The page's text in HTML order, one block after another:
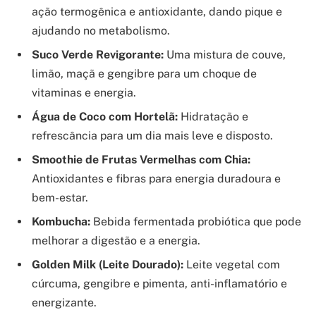
ação termogênica e antioxidante, dando pique e
ajudando no metabolismo.
Suco Verde Revigorante: Uma mistura de couve,
limão, maçã e gengibre para um choque de
vitaminas e energia.
Água de Coco com Hortelã: Hidratação e
refrescância para um dia mais leve e disposto.
Smoothie de Frutas Vermelhas com Chia:
Antioxidantes e fibras para energia duradoura e
bem-estar.
Kombucha: Bebida fermentada probiótica que pode
melhorar a digestão e a energia.
Golden Milk (Leite Dourado): Leite vegetal com
cúrcuma, gengibre e pimenta, anti-inflamatório e
energizante.